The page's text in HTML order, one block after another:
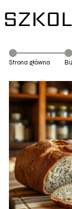
Strona główna